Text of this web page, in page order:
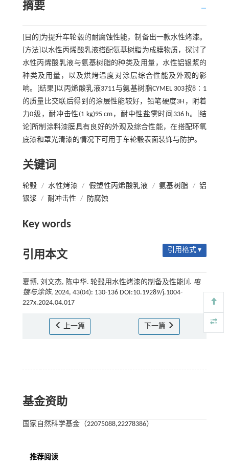
摘要
[目的]为提升车轮毂的耐腐蚀性能，制备出一款水性烤漆。
[方法]以水性丙烯酸乳液搭配氨基树脂为成膜物质，探讨了
水性丙烯酸乳液与氨基树脂的种类及用量，水性铝银浆的
种类及用量，以及烘烤温度对涂层综合性能及外观的影
响。[结果]以丙烯酸乳液3711与氨基树脂CYMEL 303按8∶1
的质量比交联后得到的涂层性能较好，铅笔硬度3H，附着
力0级，耐冲击性(1 kg)95 cm，耐中性盐雾时间336 h。[结
论]所制涂料漆膜具有良好的外观及综合性能，在搭配环氧
底漆和罩光清漆的情况下可用于车轮毂表面装饰与防护。
关键词
轮毂 / 水性烤漆 / 假塑性丙烯酸乳液 / 氨基树脂 / 铝
银浆 / 耐冲击性 / 防腐蚀
Key words
引用本文 引用格式 ▾
夏博, 刘文杰, 陈中华. 轮毂用水性烤漆的制备及性能[J]. 电
镀与涂饰, 2024, 43(04): 130-136 DOI:10.19289/j.1004-
227x.2024.04.017
上一篇 下一篇
基金资助
国家自然科学基金（22075088,22278386）